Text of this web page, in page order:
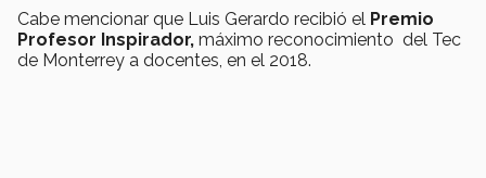
Cabe mencionar que Luis Gerardo recibió el Premio
Profesor Inspirador, máximo reconocimiento del Tec
de Monterrey a docentes, en el 2018.